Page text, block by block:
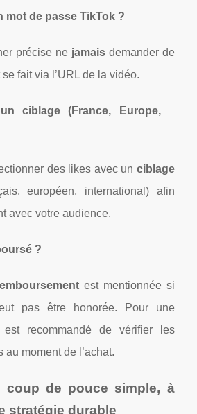
mot de passe TikTok ?
précise ne jamaisdemander de
fait via l’URL de la vidéo.
ciblage (France, Europe,
des likes avec un ciblage
européen, international) afin
avec votre audience.
?
est mentionnée si
pas être honorée. Pour une
recommandé de vérifier les
moment de l’achat.
coup de pouce simple, à
stratégie durable